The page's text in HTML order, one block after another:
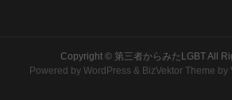
Copyright © 第三者からみたLGBTAll
Powered byWordPress & BizVektor Theme by